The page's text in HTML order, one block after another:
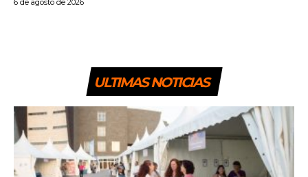
6 de agosto de 2026
ULTIMAS NOTICIAS